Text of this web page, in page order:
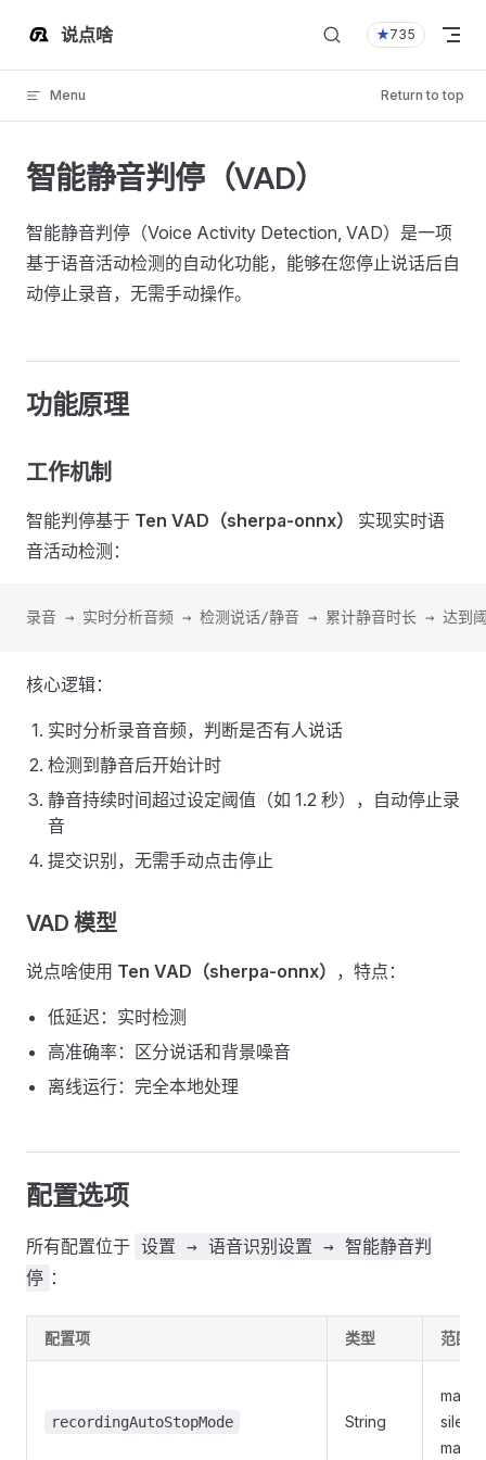
Skip to content
说点啥 ★735
Menu Return to top
智能静音判停（VAD）
智能静音判停（Voice Activity Detection, VAD）是一项
基于语音活动检测的自动化功能，能够在您停止说话后自
动停止录音，无需手动操作。
功能原理
工作机制
智能判停基于 Ten VAD（sherpa-onnx）
实现实时语
音活动检测：
录音 → 实时分析音频 → 检测说话/静音 → 累计静音时长 → 达到
核心逻辑：
实时分析录音音频，判断是否有人说话
检测到静音后开始计时
静音持续时间超过设定阈值（如 1.2 秒），自动停止录
音
提交识别，无需手动点击停止
VAD 模型
说点啥使用 Ten VAD（sherpa-onnx） ，特点：
低延迟：实时检测
高准确率：区分说话和背景噪音
离线运行：完全本地处理
配置选项
所有配置位于 设置 → 语音识别设置 → 智能静音判
停 ：
配置项 类型 范围
recordingAutoStopMode String